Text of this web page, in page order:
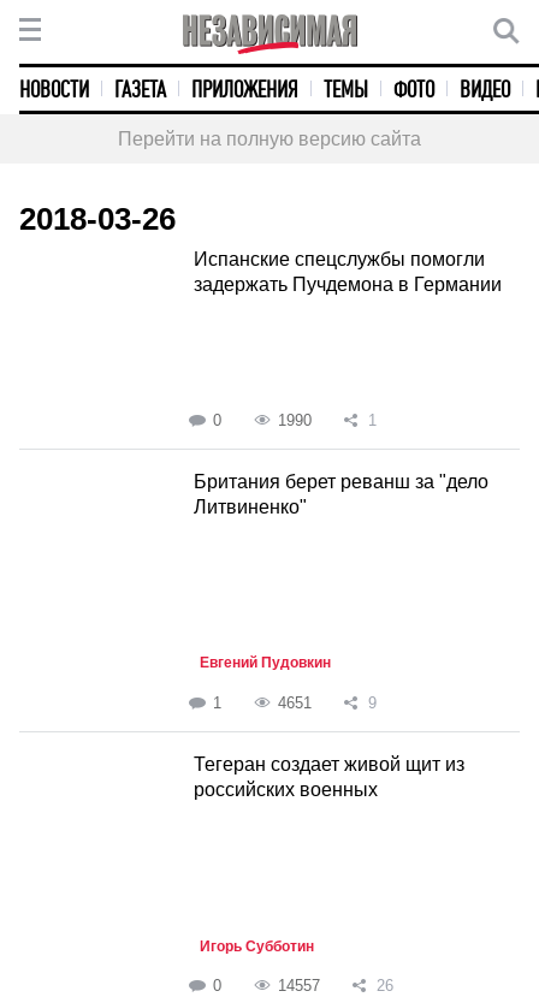
НОВОСТИ ГАЗЕТА ПРИЛОЖЕНИЯ ТЕМЫ ФОТО ВИДЕО
Перейти на полную версию сайта
2018-03-26
Испанские спецслужбы помогли
задержать Пучдемона в Германии
0 1990 1
Британия берет реванш за "дело
Литвиненко"
Евгений Пудовкин
1 4651 9
Тегеран создает живой щит из
российских военных
Игорь Субботин
0 14557 26